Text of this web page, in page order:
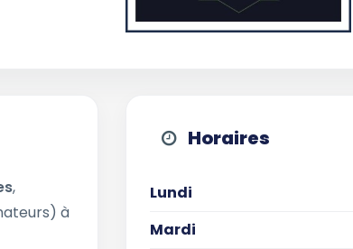
,
à
Horaires
Lundi
Mardi